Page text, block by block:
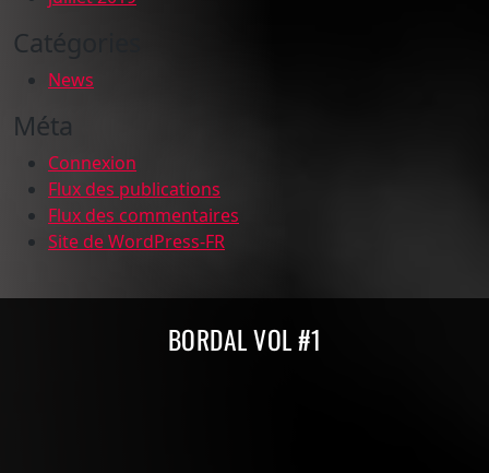
Catégories
News
Méta
Connexion
Flux des publications
Flux des commentaires
Site de WordPress-FR
BORDAL VOL #1